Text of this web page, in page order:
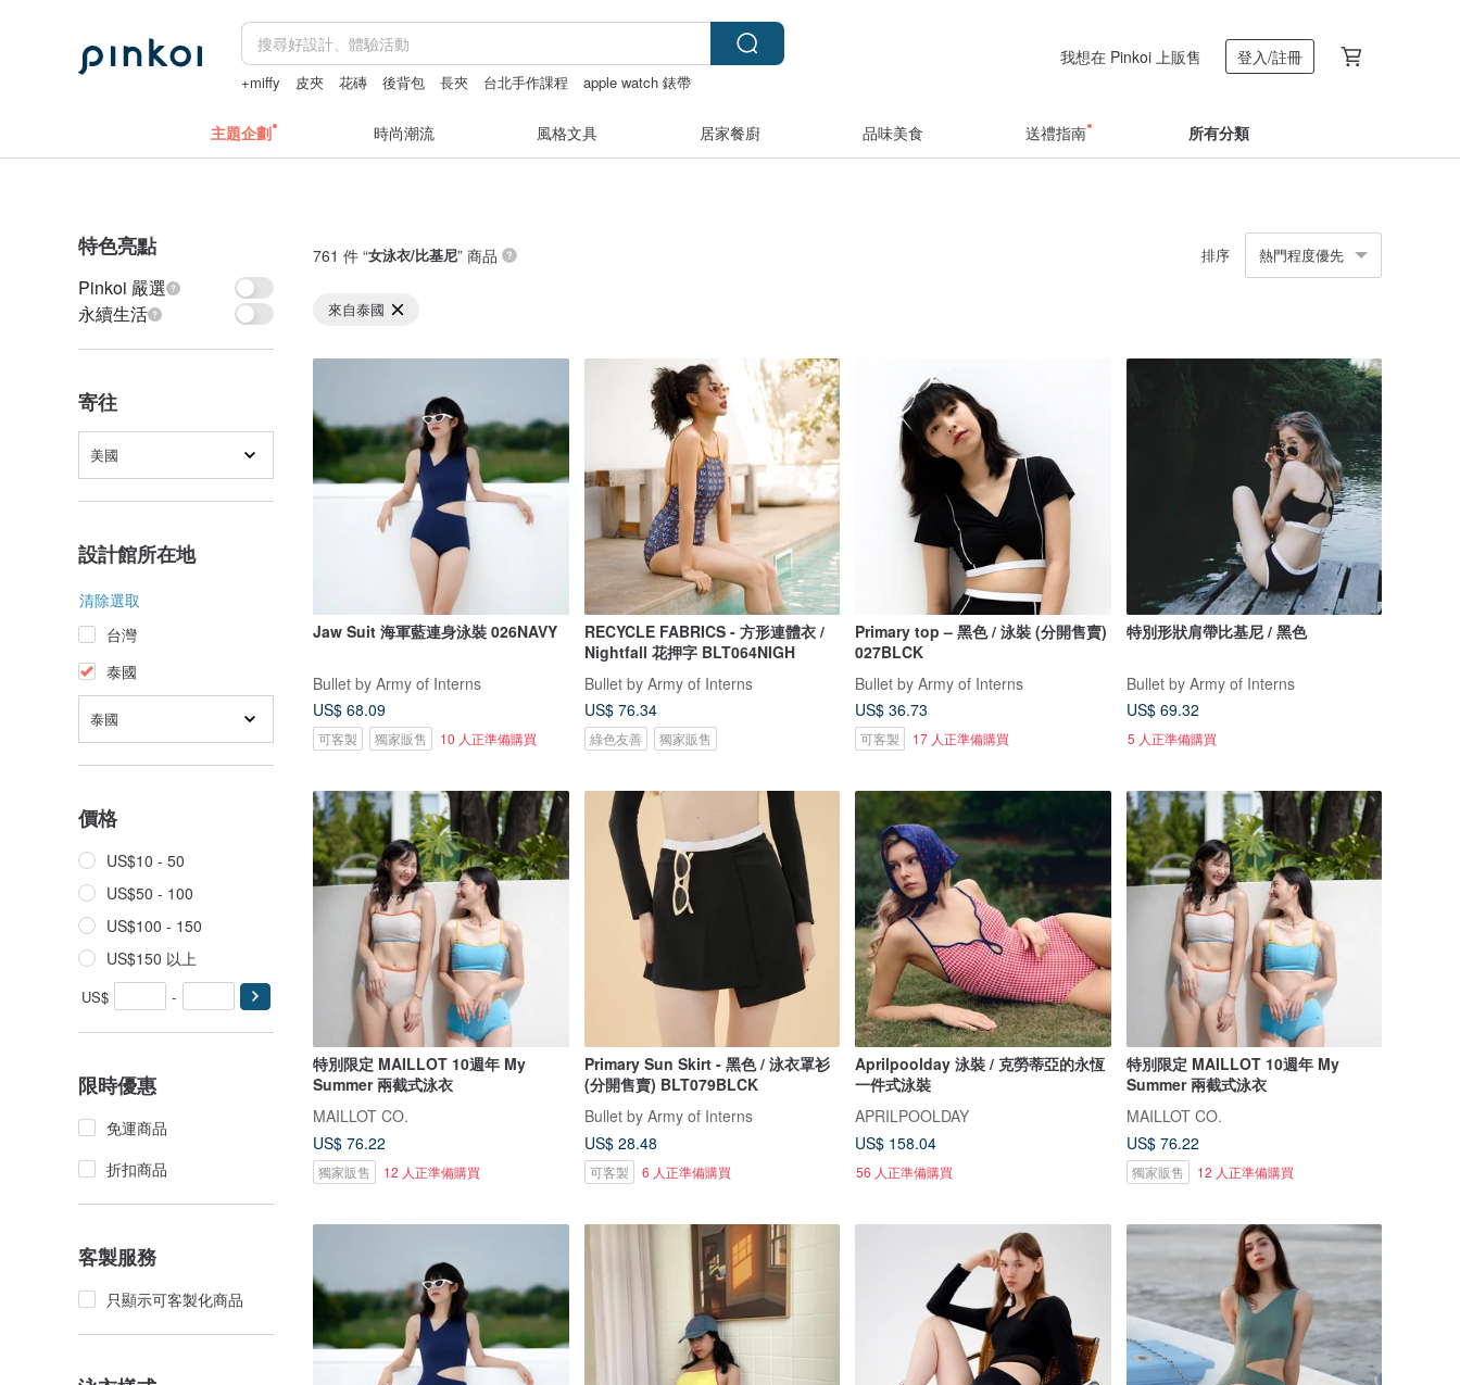
+miffy 皮夾 花磚 後背包 長夾 台北手作課程
apple watch 錶帶
我想在 Pinkoi 上販售 登入/註冊
主題企劃 時尚潮流 風格文具 居家餐廚 品味美食 送禮指南 所有分類
特色亮點
Pinkoi 嚴選
永續生活
寄往
美國
設計館所在地
清除選取
台灣
泰國
泰國
價格
US$10 - 50
US$50 - 100
US$100 - 150
US$150 以上
US$ -
限時優惠
免運商品
折扣商品
客製服務
只顯示可客製化商品
761 件 “女泳衣/比基尼” 商品 排序 熱門程度優先
來自泰國
Jaw Suit 海軍藍連身泳裝 026NAVY
Bullet by Army of Interns
US$ 68.09
可客製 獨家販售 10 人正準備購買
RECYCLE FABRICS - 方形連體衣 /
Nightfall 花押字 BLT064NIGH
Bullet by Army of Interns
US$ 76.34
綠色友善 獨家販售
Primary top – 黑色 / 泳裝 (分開售賣)
027BLCK
Bullet by Army of Interns
US$ 36.73
可客製 17 人正準備購買
特別形狀肩帶比基尼 / 黑色
Bullet by Army of Interns
US$ 69.32
5 人正準備購買
特別限定 MAILLOT 10週年 My
Summer 兩截式泳衣
MAILLOT CO.
US$ 76.22
獨家販售 12 人正準備購買
Primary Sun Skirt - 黑色 / 泳衣罩衫
(分開售賣) BLT079BLCK
Bullet by Army of Interns
US$ 28.48
可客製 6 人正準備購買
Aprilpoolday 泳裝 / 克勞蒂亞的永恆
一件式泳裝
APRILPOOLDAY
US$ 158.04
56 人正準備購買
特別限定 MAILLOT 10週年 My
Summer 兩截式泳衣
MAILLOT CO.
US$ 76.22
獨家販售 12 人正準備購買